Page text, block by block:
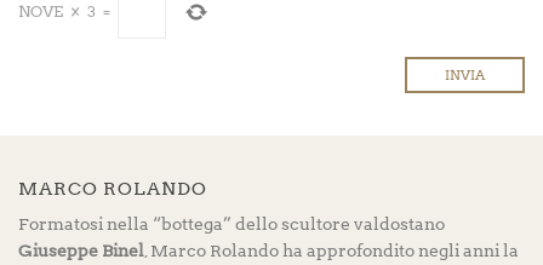
NOVE × 3 =
MARCO ROLANDO
Formatosi nella “bottega” dello scultore valdostano
Giuseppe Binel , Marco Rolando ha approfondito negli anni la